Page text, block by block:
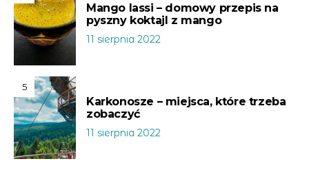
Mango lassi – domowy przepis na
pyszny koktajl z mango
11 sierpnia 2022
5
Karkonosze – miejsca, które trzeba
zobaczyć
11 sierpnia 2022